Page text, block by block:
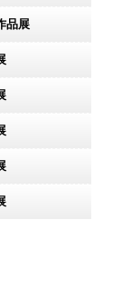
品展